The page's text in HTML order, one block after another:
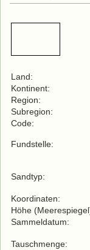
Land:
Kontinent:
Region:
Subregion:
Code:
Fundstelle:
Sandtyp:
Koordinaten:
Höhe
Sammeldatum:
Tauschmenge: